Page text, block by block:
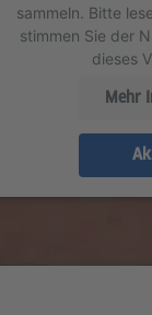
sammeln. Bitte
stimmen Sie der
dieses
Mehr